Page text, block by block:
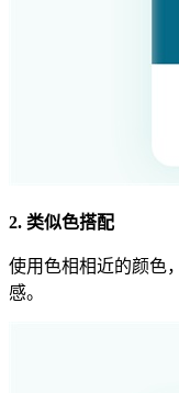
2. 类似色搭配
使用色相相近的颜色
感。